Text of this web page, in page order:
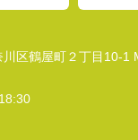
区鶴屋町２丁目10-1